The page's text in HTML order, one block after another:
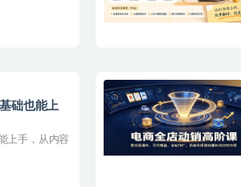
础也能上
上手，从内容